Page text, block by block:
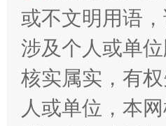
这是一记警钟！
或不文明用语
涉及个人或单
核实属实，有
人或单位，本